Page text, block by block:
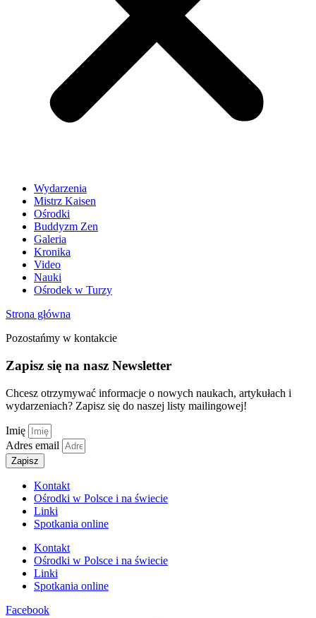
Wydarzenia
Mistrz Kaisen
Ośrodki
Buddyzm Zen
Galeria
Kronika
Video
Nauki
Ośrodek w Turzy
Strona główna
Pozostańmy w kontakcie
Zapisz się na nasz Newsletter
Chcesz otrzymywać informacje o nowych naukach, artykułach i
wydarzeniach? Zapisz się do naszej listy mailingowej!
Imię
Adres email
Zapisz
Kontakt
Ośrodki w Polsce i na świecie
Linki
Spotkania online
Kontakt
Ośrodki w Polsce i na świecie
Linki
Spotkania online
Facebook